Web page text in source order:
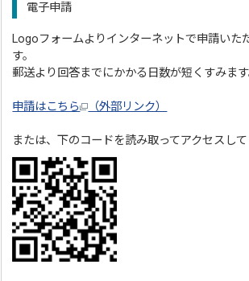
電子申請
Logoフォームよりインターネットで申請いた
す。
郵送より回答までにかかる日数が短くすみます
申請はこちら （外部リンク）
または、下のコードを読み取ってアクセスして